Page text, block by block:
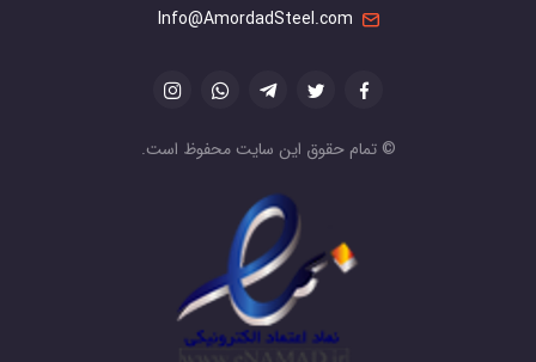
Info@AmordadSteel.com
© تمام حقوق این سایت محفوظ است.